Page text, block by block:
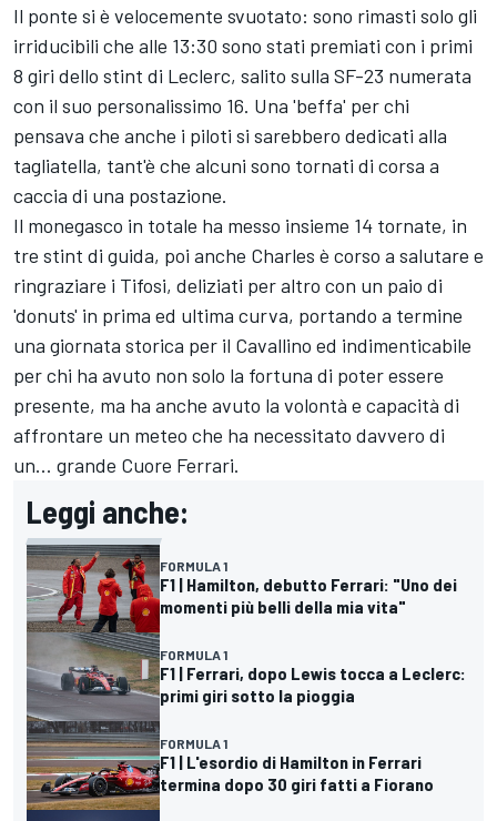
Il ponte si è velocemente svuotato: sono rimasti solo gli
irriducibili che alle 13:30 sono stati premiati con i primi
8 giri dello stint di Leclerc, salito sulla SF-23 numerata
con il suo personalissimo 16. Una 'beffa' per chi
pensava che anche i piloti si sarebbero dedicati alla
tagliatella, tant'è che alcuni sono tornati di corsa a
caccia di una postazione.
Il monegasco in totale ha messo insieme 14 tornate, in
tre stint di guida, poi anche Charles è corso a salutare e
ringraziare i Tifosi, deliziati per altro con un paio di
'donuts' in prima ed ultima curva, portando a termine
una giornata storica per il Cavallino ed indimenticabile
per chi ha avuto non solo la fortuna di poter essere
presente, ma ha anche avuto la volontà e capacità di
affrontare un meteo che ha necessitato davvero di
un... grande Cuore Ferrari.
Leggi anche:
FORMULA 1
F1 | Hamilton, debutto Ferrari: "Uno dei
momenti più belli della mia vita"
FORMULA 1
F1 | Ferrari, dopo Lewis tocca a Leclerc:
primi giri sotto la pioggia
FORMULA 1
F1 | L'esordio di Hamilton in Ferrari
termina dopo 30 giri fatti a Fiorano